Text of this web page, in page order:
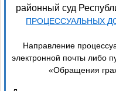
районный суд
ПРОЦЕССУАЛЬНЫХ
Направление
электронной почты либо
«Обращения